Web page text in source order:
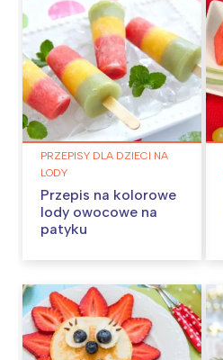
PRZEPISY DLA DZIECI NA
LODY
Przepis na kolorowe
lody owocowe na
patyku